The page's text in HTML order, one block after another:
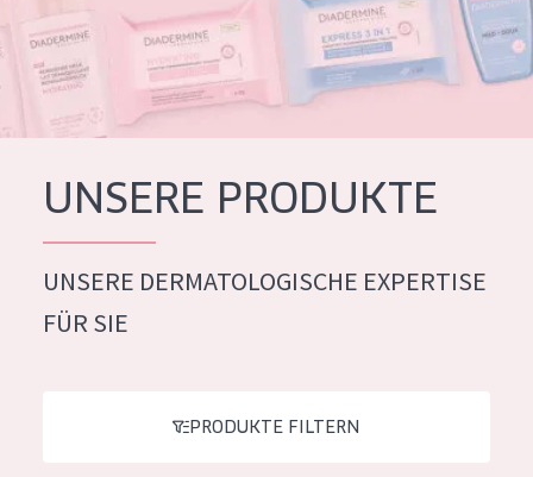
PRODUKTTYP
Feuchtigkeit und Ausstrahlung
Hautregeneration
ALLE PRODUKTE
inhaltsstoffe
Über uns
Inspiration
Kontakt
French
UNSERE PRODUKTE
UNSERE DERMATOLOGISCHE EXPERTISE
FÜR SIE
PRODUKTE FILTERN